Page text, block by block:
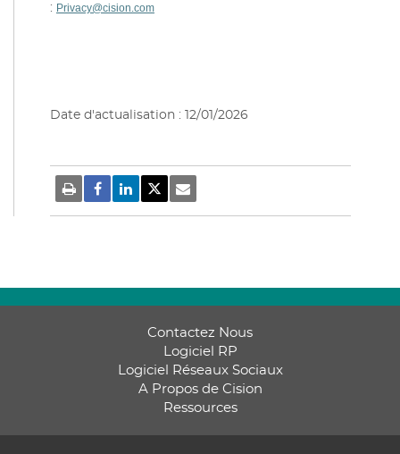
: Privacy@cision.com
Date d'actualisation : 12/01/2026
Contactez Nous
Logiciel RP
Logiciel Réseaux Sociaux
A Propos de Cision
Ressources